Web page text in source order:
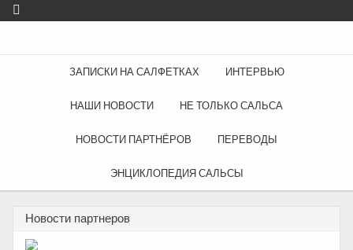
ЗАПИСКИ НА САЛФЕТКАХ ИНТЕРВЬЮ
НАШИ НОВОСТИ НЕ ТОЛЬКО САЛЬСА
НОВОСТИ ПАРТНЁРОВ ПЕРЕВОДЫ
ЭНЦИКЛОПЕДИЯ САЛЬСЫ
Новости партнеров